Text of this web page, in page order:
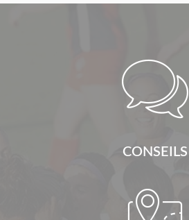

CONSEILS